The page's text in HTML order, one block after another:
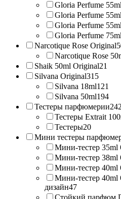
Gloria Perfume
Gloria Perfume
Gloria Perfume
Gloria Perfume
Narcotique Rose Original
Narcotique Rose
Shaik 50ml Original21
Silvana Original315
Silvana 18ml121
Silvana 50ml194
Тестеры парфюмерии242
Тестеры Extrait
Тестеры20
Мини тестеры
Мини-тестер
Мини-тестер
Мини-тестер
Мини-тестер
дизайн47
Стойкий парфюм